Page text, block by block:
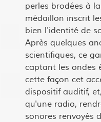
perles brodées à
médaillon inscrit
bien l'identité de
Après quelques
scientifiques, ce
captant les ondes
cette façon cet
dispositif auditif,
qu'une radio,
sonores renvoyés